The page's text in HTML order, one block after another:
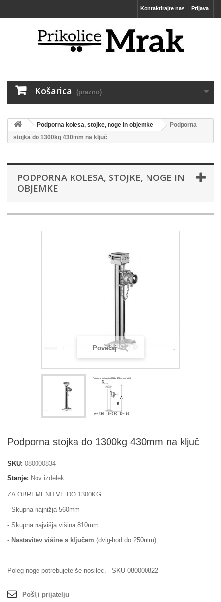
Prijava
Kontaktirajte nas
Košarica (prazno)
Podporna kolesa, stojke, noge in objemke
Podporna
stojka do 1300kg 430mm na ključ
PODPORNA KOLESA, STOJKE, NOGE IN
OBJEMKE
Povečaj
Podporna stojka do 1300kg 430mm na ključ
SKU: 080000834
Stanje: Nov izdelek
ZA OBREMENITVE DO 1300KG
- Skupna najnižja 560mm
- Skupna najvišja višina 810mm
- Nastavitev višine s ključem (dvig-hod do 250mm)
Poleg noge potrebujete še nosilec. SKU 080000822
Pošlji prijatelju